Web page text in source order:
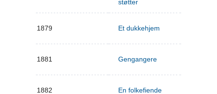
støtter
1879 Et dukkehjem
1881 Gengangere
1882 En folkefiende